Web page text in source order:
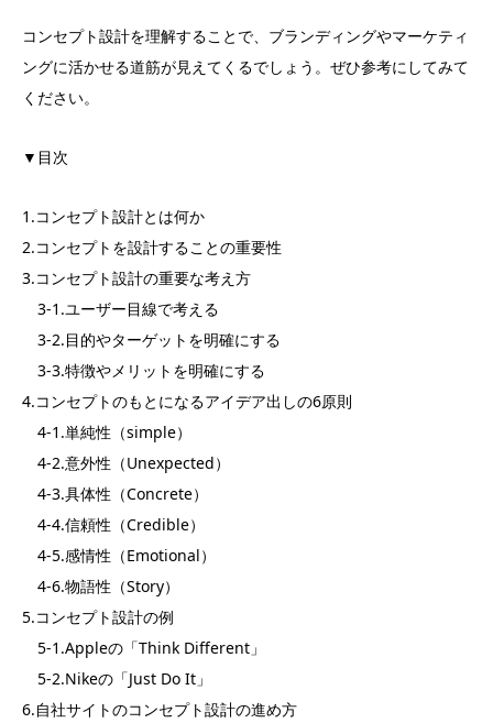
コンセプト設計を理解することで、ブランディングやマーケティ
ングに活かせる道筋が見えてくるでしょう。ぜひ参考にしてみて
ください。
▼目次
1.コンセプト設計とは何か
2.コンセプトを設計することの重要性
3.コンセプト設計の重要な考え方
3-1.ユーザー目線で考える
3-2.目的やターゲットを明確にする
3-3.特徴やメリットを明確にする
4.コンセプトのもとになるアイデア出しの6原則
4-1.単純性（simple）
4-2.意外性（Unexpected）
4-3.具体性（Concrete）
4-4.信頼性（Credible）
4-5.感情性（Emotional）
4-6.物語性（Story）
5.コンセプト設計の例
5-1.Appleの「Think Different」
5-2.Nikeの「Just Do It」
6.自社サイトのコンセプト設計の進め方